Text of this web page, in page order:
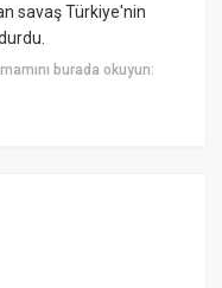
savaş Türkiye'nin
burada okuyun: